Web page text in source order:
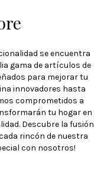
se encuentra
gama de artículos de
para mejorar tu
innovadores hasta
comprometidos a
tu hogar en
Descubre la fusión
rincón de nuestra
con nosotros!